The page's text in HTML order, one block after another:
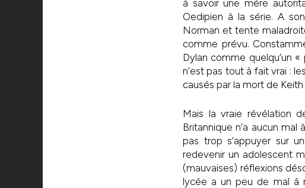
à savoir une mère
Oedipien à la série. A
Norman et tente
comme prévu.
Dylan comme quelqu’un
n’est pas tout à fait vrai :
causés par la mort de
Mais la vraie révélation
Britannique n’a aucun mal
pas trop s’appuyer sur
redevenir un adolescent
(mauvaises) réflexions
lycée a un peu de mal à